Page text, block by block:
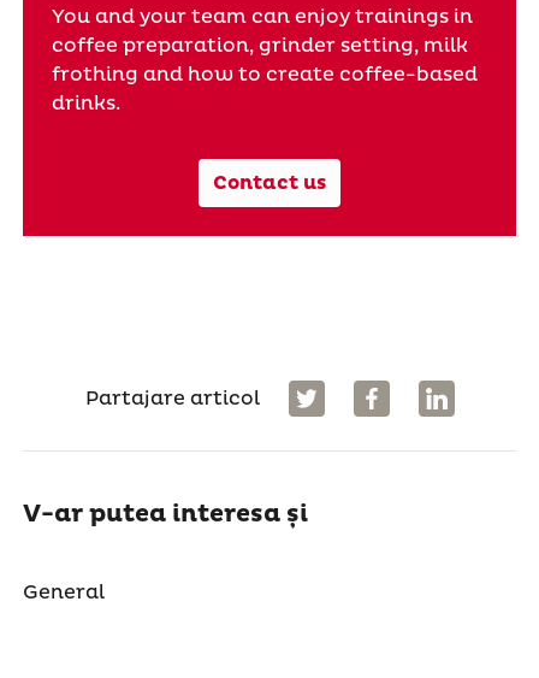
You and your team can enjoy trainings in
coffee preparation, grinder setting, milk
frothing and how to create coffee-based
drinks.
Contact us
Partajare articol
V-ar putea interesa și
General